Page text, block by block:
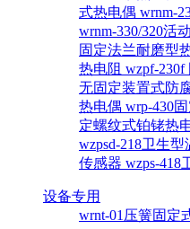
式热电偶 wrnm-
wrnm-330/320活
固定法兰耐磨型
热电阻 wzpf-230f
无固定装置式防
热电偶 wrp-430
定螺纹式铂铑热
wzpsd-218卫生
传感器 wzps-418
设备专用
wrnt-01压簧固定